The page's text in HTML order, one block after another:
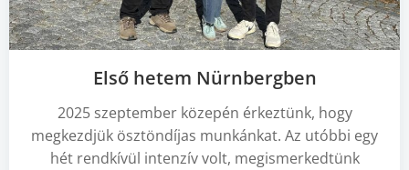
Első hetem Nürnbergben
2025 szeptember közepén érkeztünk, hogy
megkezdjük ösztöndíjas munkánkat. Az utóbbi egy
hét rendkívül intenzív volt, megismerkedtünk